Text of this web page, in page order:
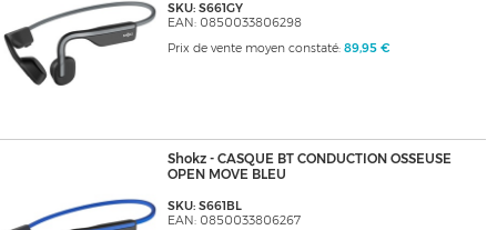
SKU: S661GY
EAN: 0850033806298
Prix de vente moyen constaté: 89,95 €
Shokz - CASQUE BT CONDUCTION OSSEUSE
OPEN MOVE BLEU
SKU: S661BL
EAN: 0850033806267